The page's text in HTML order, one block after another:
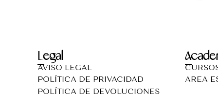
Legal
AVISO LEGAL
POLÍTICA DE PRIVACIDAD
POLÍTICA DE DEVOLUCIONES
AREA